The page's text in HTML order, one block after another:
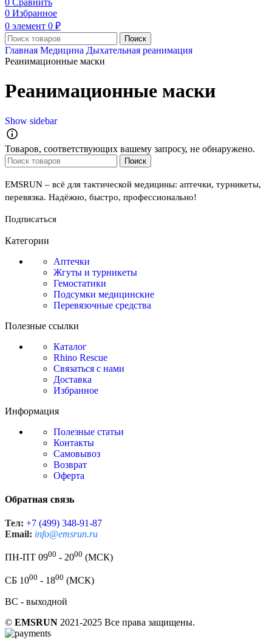
0 Избранное
0 элемент 0 ₽
Поиск
Главная Медицина Дыхательная реанимация
Реанимационные маски
Реанимационные маски
Show sidebar
Товаров, соответствующих вашему запросу, не обнаружено.
Поиск
EMSRUN – всё для тактической медицины: аптечки, турникеты,
перевязка. Надёжно, быстро, профессионально!
Подписаться
Категории
Аптечки
Жгуты и турникеты
Гемостатики
Подсумки медицинские
Перевязочные средства
Полезные ссылки
Каталог
Rhino Rescue
Связаться с нами
Доставка
Избранное
Информация
Полезные статьи
Контакты
Самовывоз
Возврат
Оферта
Обратная связь
Тел: +7 (499) 348-91-87
Email: info@emsrun.ru
ПН-ПТ 0900 - 2000 (МСК)
СБ 1000 - 1800 (МСК)
ВС - выходной
© EMSRUN 2021-2025 Все права защищены.